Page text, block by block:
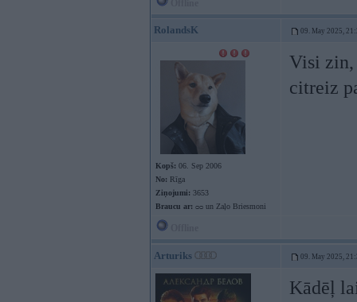
RolandsK 09. May 2025,
Kopš: 06. Sep 2006
No: Rīga
Ziņojumi: 3653
Braucu ar: ᴑᴑ un Zaļo Briesmoni
Visi zin,
citreiz
Arturiks 09. May 2025,
Kādēļ